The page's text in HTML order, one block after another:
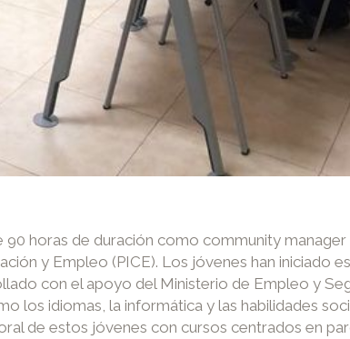
90 horas de duración como community
y Empleo (PICE). Los jóvenes han iniciado
con el apoyo del Ministerio de Empleo y
los idiomas, la informática y las habilidades
de estos jóvenes con cursos centrados en